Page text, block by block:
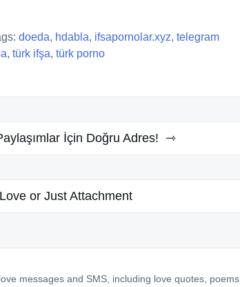
doeda, hdabla, ifsapornolar.xyz, telegram
, türk ifşa, türk porno
İçin Doğru Adres!
or Just Attachment
messages and SMS, including love quotes,